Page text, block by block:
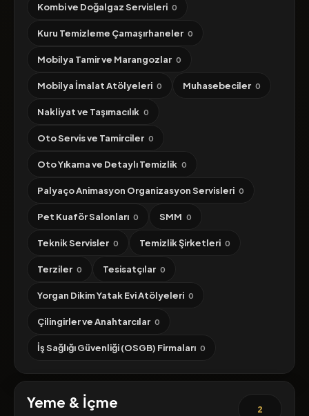
Kombi ve Doğalgaz Servisleri 0
Kuru Temizleme Çamaşırhaneler 0
Mobilya Tamir ve Marangozlar 0
Mobilya İmalat Atölyeleri 0 Muhasebeciler 0
Nakliyat ve Taşımacılık 0
Oto Servis ve Tamirciler 0
Oto Yıkama ve Detaylı Temizlik 0
Palyaço Animasyon Organizasyon Servisleri 0
Pet Kuaför Salonları 0 SMM 0
Teknik Servisler 0 Temizlik Şirketleri 0
Terziler 0 Tesisatçılar 0
Yorgan Dikim Yatak Evi Atölyeleri 0
Çilingirler ve Anahtarcılar 0
İş Sağlığı Güvenliği (OSGB) Firmaları 0
Yeme & İçme 2